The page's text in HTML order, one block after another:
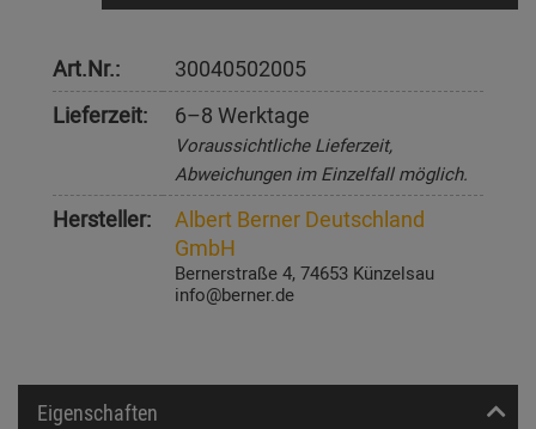
Art.Nr.:
30040502005
Lieferzeit:
6–8 Werktage
Voraussichtliche Lieferzeit,
Abweichungen im Einzelfall möglich.
Hersteller:
Albert Berner Deutschland
GmbH
Bernerstraße 4, 74653 Künzelsau
info@berner.de
Eigenschaften